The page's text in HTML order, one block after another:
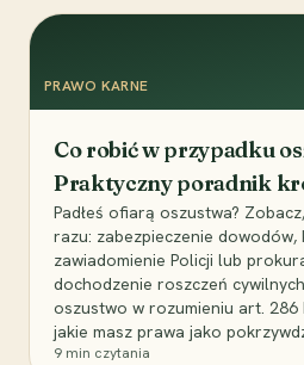
PRAWO KARNE
Co robić w przypadku
Praktyczny poradnik
Padłeś ofiarą oszustwa?
razu: zabezpieczenie dowodów,
zawiadomienie Policji lub
dochodzenie roszczeń
oszustwo w rozumieniu art. 286
jakie masz prawa jako
9 min czytania